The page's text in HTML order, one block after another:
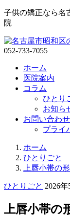
子供の矯正なら名
院
052-733-7055
ホーム
医院案内
コラム
ひとり
お知ら
お問い合わせ
プライ
ご
き
そ
科
院
ホーム
ひとりごと
上唇小帯の
ひとりごと 2026年
上唇小帯の